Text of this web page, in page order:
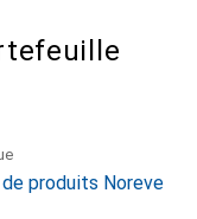
produits Noreve